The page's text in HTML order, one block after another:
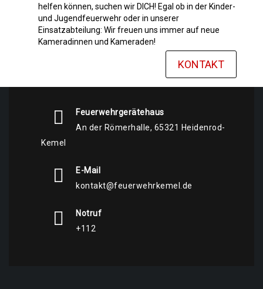
helfen können, suchen wir DICH! Egal ob in der Kinder-
und Jugendfeuerwehr oder in unserer
Einsatzabteilung: Wir freuen uns immer auf neue
Kameradinnen und Kameraden!
KONTAKT
Feuerwehrgerätehaus
An der Römerhalle, 65321 Heidenrod-
Kemel
E-Mail
kontakt@feuerwehrkemel.de
Notruf
+112